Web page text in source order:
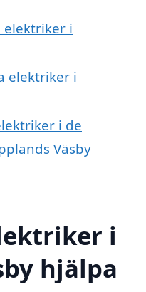
elektriker i
elektriker i
i de
Väsby
i
hjälpa